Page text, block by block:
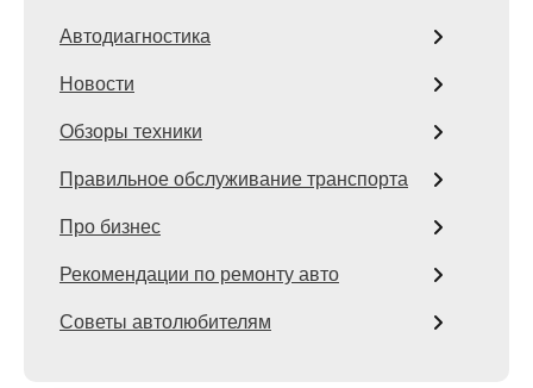
Автодиагностика
Новости
Обзоры техники
Правильное обслуживание транспорта
Про бизнес
Рекомендации по ремонту авто
Советы автолюбителям